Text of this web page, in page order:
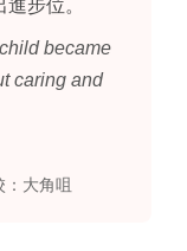
步位。
became
caring and
：大角咀